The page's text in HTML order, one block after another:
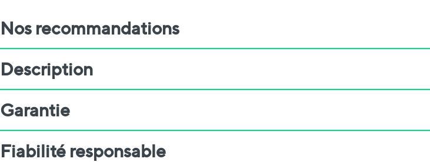
Nos recommandations
Description
Garantie
Fiabilité responsable